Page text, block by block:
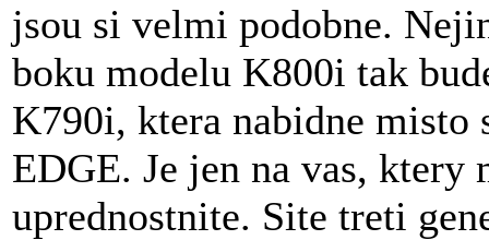
jsou si velmi podobne.
boku modelu K800i tak
K790i, ktera nabidne
EDGE. Je jen na vas,
uprednostnite. Site treti